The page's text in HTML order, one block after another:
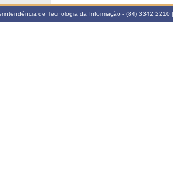
de Tecnologia da Informação - (84) 3342